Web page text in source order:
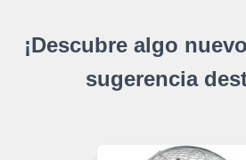
¡Descubre algo
sugerencia